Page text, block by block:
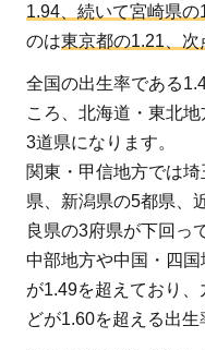
1.94、続いて宮崎県の
のは東京都の1.21、
全国の出生率である
ころ、北海道・東北
3道県になります。
関東・甲信地方では埼
県、新潟県の5都県、
良県の3府県が下回っ
中部地方や中国・四
が1.49を超えており
どが1.60を超える出生